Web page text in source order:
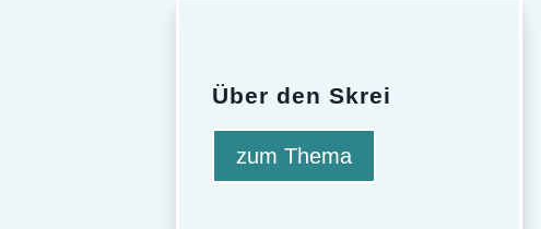
Über den Skrei
zum Thema